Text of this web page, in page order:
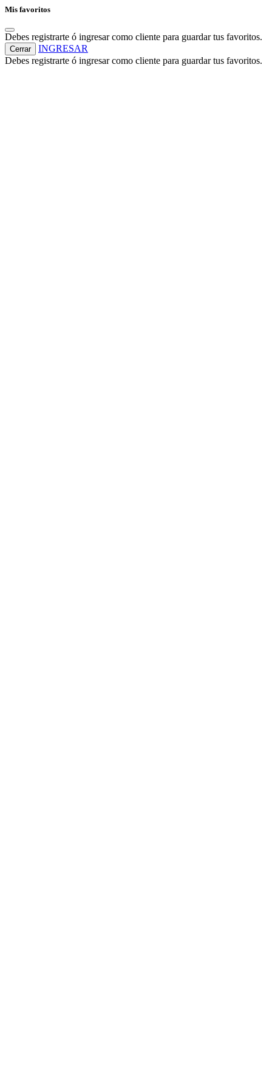
Mis favoritos
Debes registrarte ó ingresar como cliente para guardar tus favoritos.
Cerrar
INGRESAR
Debes registrarte ó ingresar como cliente para guardar tus favoritos.